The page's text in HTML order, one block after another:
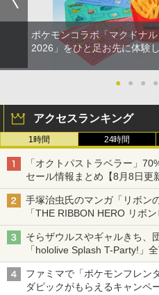
ポケモンコラボ「マクドナ
2026」をひと足お先に体験
● ● ● ●
アクセスランキング
1時間 24時間
「オクトパストラベラー」
セール情報まとめ【8月8日更
ニンテンドーeショップでは
手塚治虫氏のマンガ「リボン
「THE RIBBON HERO リボ
そらザウルスやギャルきち、
「hololive Splash T-Party!」
ライン販売開始
ファミマで「ポケモンフレン
ダピックがもらえるキャンペ